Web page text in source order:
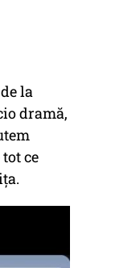
la
dramă,
ce